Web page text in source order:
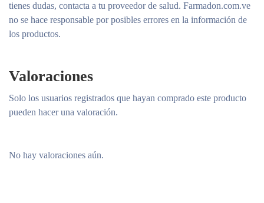
tienes dudas, contacta a tu proveedor de salud. Farmadon.com.ve
no se hace responsable por posibles errores en la información de
los productos.
Valoraciones
No hay valoraciones aún.
Solo los usuarios registrados que hayan comprado este producto
pueden hacer una valoración.